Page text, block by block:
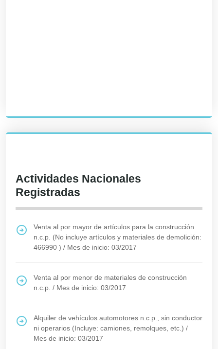
Actividades Nacionales
Registradas
Venta al por mayor de artículos para la construcción
n.c.p. (No incluye artículos y materiales de demolición:
466990 ) / Mes de inicio: 03/2017
Venta al por menor de materiales de construcción
n.c.p. / Mes de inicio: 03/2017
Alquiler de vehículos automotores n.c.p., sin conductor
ni operarios (Incluye: camiones, remolques, etc.) /
Mes de inicio: 03/2017